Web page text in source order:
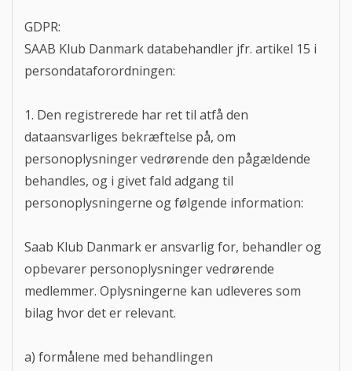
GDPR:
SAAB Klub Danmark databehandler jfr. artikel 15 i
persondataforordningen:
1. Den registrerede har ret til atfå den
dataansvarliges bekræftelse på, om
personoplysninger vedrørende den pågældende
behandles, og i givet fald adgang til
personoplysningerne og følgende information:
Saab Klub Danmark er ansvarlig for, behandler og
opbevarer personoplysninger vedrørende
medlemmer. Oplysningerne kan udleveres som
bilag hvor det er relevant.
a) formålene med behandlingen